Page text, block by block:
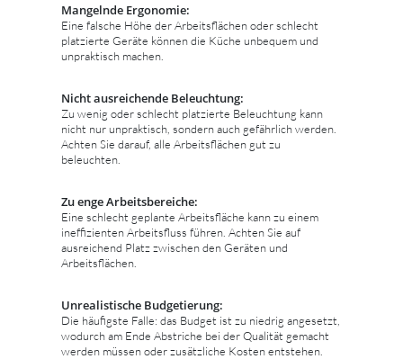
Mangelnde Ergonomie:
Eine falsche Höhe der Arbeitsflächen oder schlecht
platzierte Geräte können die Küche unbequem und
unpraktisch machen.
Nicht ausreichende Beleuchtung:
Zu wenig oder schlecht platzierte Beleuchtung kann
nicht nur unpraktisch, sondern auch gefährlich werden.
Achten Sie darauf, alle Arbeitsflächen gut zu
beleuchten.
Zu enge Arbeitsbereiche:
Eine schlecht geplante Arbeitsfläche kann zu einem
ineffizienten Arbeitsfluss führen. Achten Sie auf
ausreichend Platz zwischen den Geräten und
Arbeitsflächen.
Unrealistische Budgetierung:
Die häufigste Falle: das Budget ist zu niedrig angesetzt,
wodurch am Ende Abstriche bei der Qualität gemacht
werden müssen oder zusätzliche Kosten entstehen.